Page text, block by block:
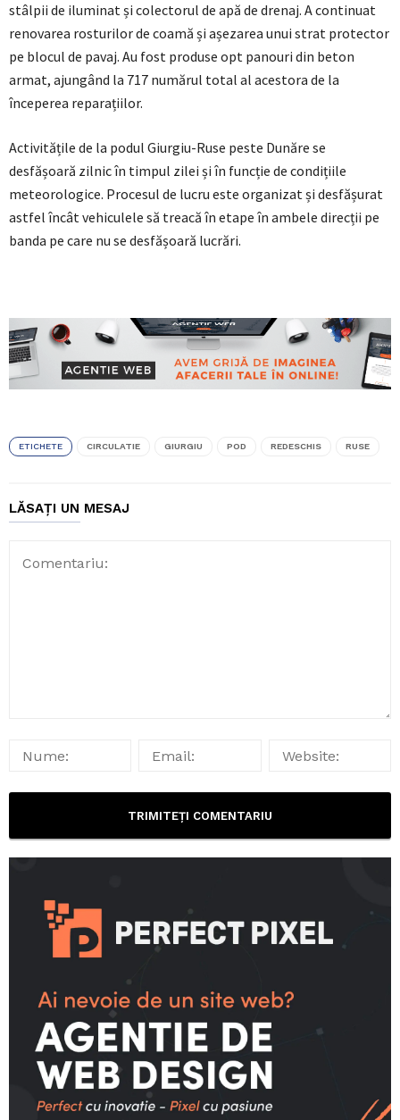
stâlpii de iluminat și colectorul de apă de drenaj. A continuat
renovarea rosturilor de coamă și așezarea unui strat protector
pe blocul de pavaj. Au fost produse opt panouri din beton
armat, ajungând la 717 numărul total al acestora de la
începerea reparațiilor.
Activitățile de la podul Giurgiu-Ruse peste Dunăre se
desfășoară zilnic în timpul zilei și în funcție de condițiile
meteorologice. Procesul de lucru este organizat și desfășurat
astfel încât vehiculele să treacă în etape în ambele direcții pe
banda pe care nu se desfășoară lucrări.
ETICHETE CIRCULATIE GIURGIU POD REDESCHIS RUSE
LĂSAȚI UN MESAJ